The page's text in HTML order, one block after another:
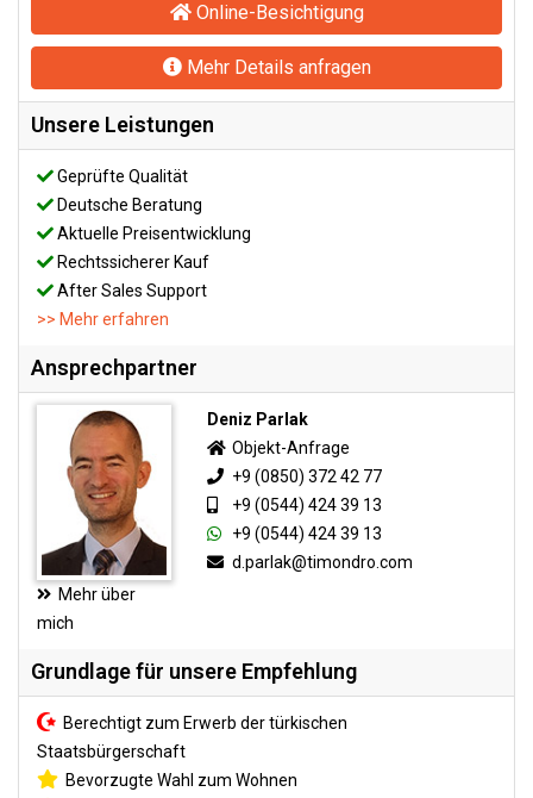
Online-Besichtigung
Mehr Details anfragen
Unsere Leistungen
Geprüfte Qualität
Deutsche Beratung
Aktuelle Preisentwicklung
Rechtssicherer Kauf
After Sales Support
>> Mehr erfahren
Ansprechpartner
Mehr über
mich
Deniz Parlak
Objekt-Anfrage
+9 (0850) 372 42 77
+9 (0544) 424 39 13
+9 (0544) 424 39 13
d.parlak@timondro.com
Grundlage für unsere Empfehlung
Berechtigt zum Erwerb der türkischen
Staatsbürgerschaft
Bevorzugte Wahl zum Wohnen